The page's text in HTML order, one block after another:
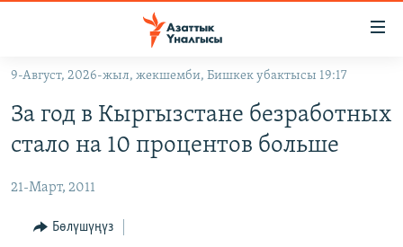
Навигацияга
өтүңүз
салыңыз
КЫРГЫЗСТАН
САЯСАТ
ЭКОНОМИКА
ДҮЙНӨ
БОРБОР АЗИЯ
УКРАИНА
АТАЙЫН ИЛИКТӨӨ
9-Август, 2026-жыл, жекшемби, Бишкек убактысы 19:17
За год в Кыргызстане безработных
стало на 10 процентов больше
21-Март, 2011
Бөлүшүңүз